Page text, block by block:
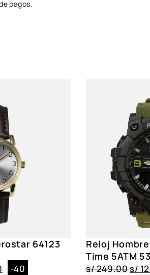
pagos.
64123
-40
Reloj
Time 5ATM
s/249.00s/